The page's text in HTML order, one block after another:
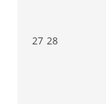
27 28